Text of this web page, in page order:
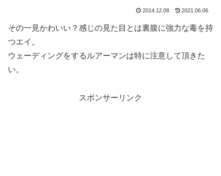
2014.12.08 2021.06.06
その一見かわいい？感じの見た目とは裏腹に強力な毒を持
つエイ。
ウェーディングをするルアーマンは特に注意して頂きた
い。
スポンサーリンク